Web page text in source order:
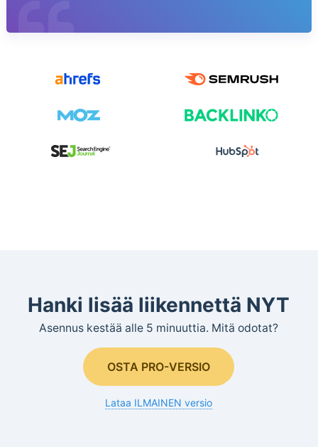
Hanki lisää liikennettä NYT
Asennus kestää alle 5 minuuttia. Mitä odotat?
OSTA PRO-VERSIO
Lataa ILMAINEN versio